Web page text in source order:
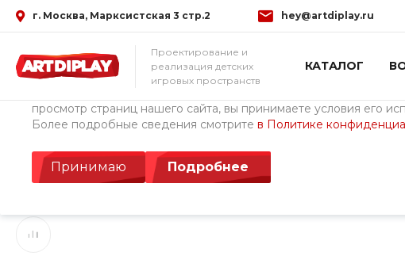
Использование файлов Cookie
Мы используем файлы cookie, разработанные нашими
просмотр страниц нашего сайта, вы принимаете условия его
Более подробные сведения смотрите в Политике
Принимаю Подробнее
г. Москва, Марксистская 3 стр.2 hey@artdiplay.ru
Проектирование и
реализация детских
игровых пространств
КАТАЛОГ
Главная / Каталог товаров / Детские площадки ArtDiPlay (Россия) /
Башня Управление